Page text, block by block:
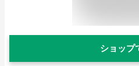
ショップ